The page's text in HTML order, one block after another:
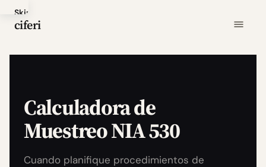
Skip
to
ciferi
Calculadora de
Muestreo NIA 530
Cuando planifique procedimientos de